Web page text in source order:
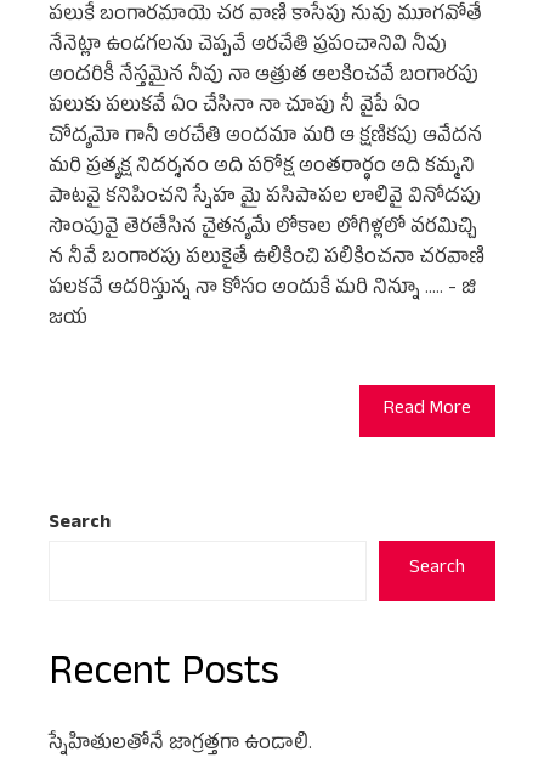
పలుకే బంగారమాయె చర వాణి కాసేపు నువు మూగవోతే
నేనెట్లా ఉండగలను చెప్పవే అరచేతి ప్రపంచానివి నీవు
అందరికీ నేస్తమైన నీవు నా ఆత్రుత ఆలకించవే బంగారపు
పలుకు పలుకవే ఏం చేసినా నా చూపు నీ వైపే ఏం
చోద్యమో గానీ అరచేతి అందమా మరి ఆ క్షణికపు ఆవేదన
మరి ప్రత్యక్ష నిదర్శనం అది పరోక్ష అంతరార్థం అది కమ్మని
పాటవై కనిపించని స్నేహ మై పసిపాపల లాలివై వినోదపు
సొంపువై తెరతేసిన చైతన్యమే లోకాల లోగిళ్లలో వరమిచ్చి
న నీవే బంగారపు పలుకైతే ఉలికించి పలికించనా చరవాణి
పలకవే ఆదరిస్తున్న నా కోసం అందుకే మరి నిన్నూ ..... - జి
జయ
Read More
Search
Search
Recent Posts
స్నేహితులతోనే జాగ్రత్తగా ఉండాలి.